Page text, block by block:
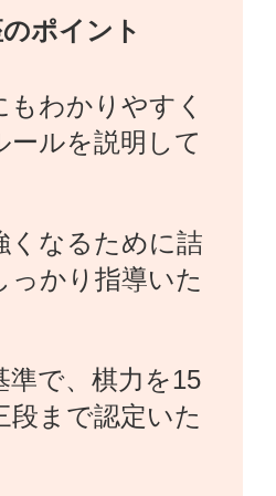
ポイント
もわかりやすく
ールを説明して
くなるために詰
っかり指導いた
準で、棋力を15
段まで認定いた